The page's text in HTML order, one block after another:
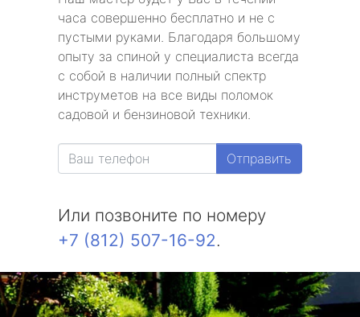
часа совершенно бесплатно и не с
пустыми руками. Благодаря большому
опыту за спиной у специалиста всегда
с собой в наличии полный спектр
инструметов на все виды поломок
садовой и бензиновой техники.
Отправить
Или позвоните по номеру
+7 (812) 507-16-92.